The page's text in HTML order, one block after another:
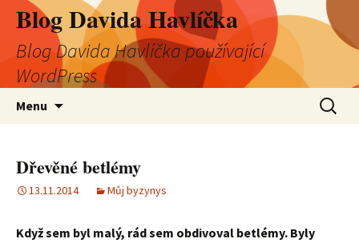
Blog Davida Havlíčka
Blog Davida Havlíčka používající
WordPress
Menu
Dřevěné betlémy
13.11.2014 Můj byzynys
Když sem byl malý, rád sem obdivoval betlémy. Byly